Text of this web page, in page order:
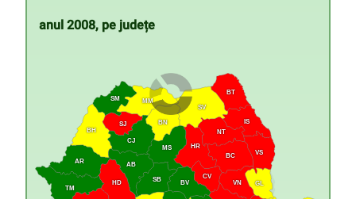
anul 2008, pe județe
AR
BH
TM
BT
GL
IS
NT
SJ
SM
SB BV
CV
HR
MM
MS
CJ
HD
AB
BN
VN
VS
BC
SV